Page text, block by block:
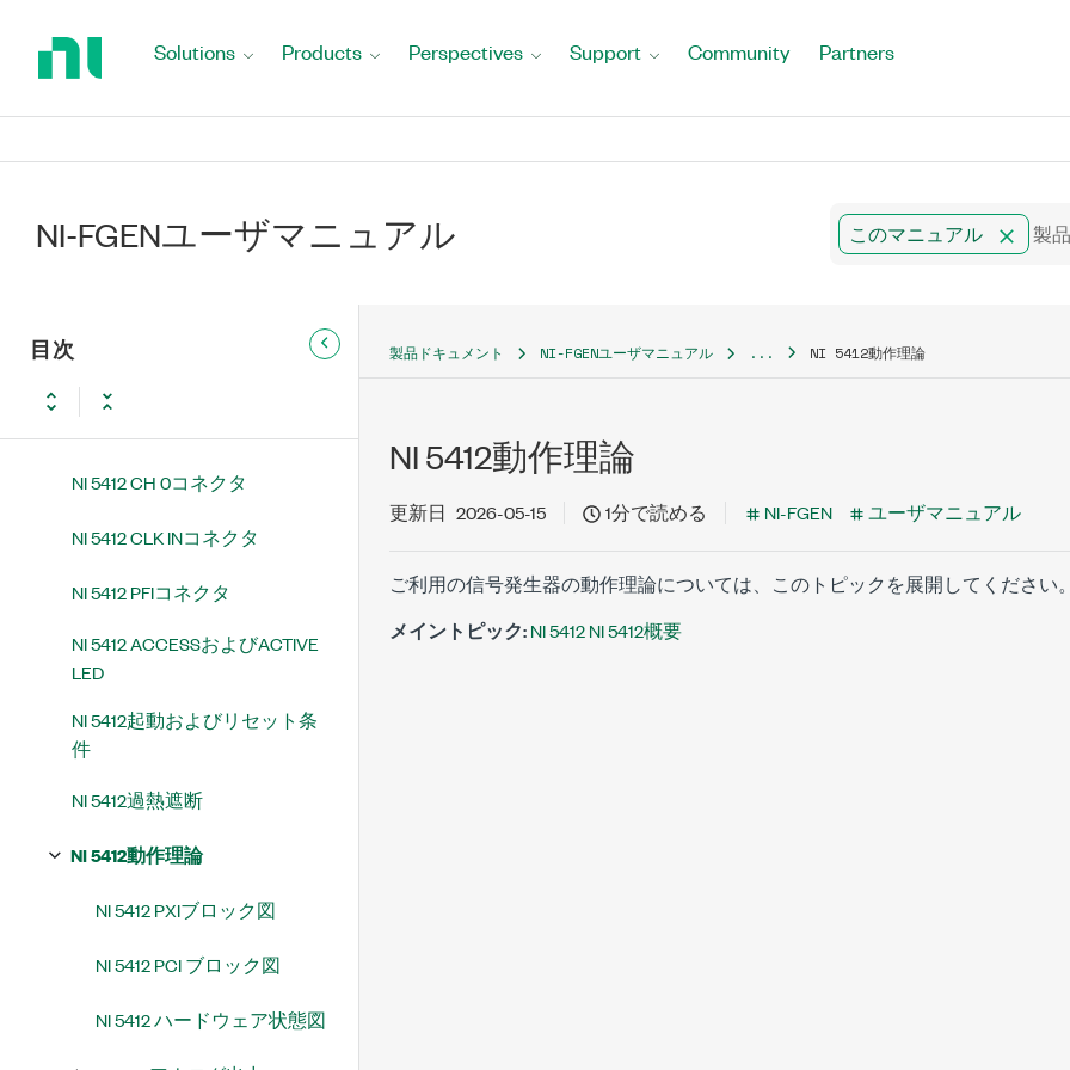
Solutions Products Perspectives Support Community Partners
NI-FGENユーザマニュアル このマニュアル
目次
PXIe-5413/5423/5433波形発生器
NI 5412 CH 0コネクタ
NI 5412 CLK INコネクタ
NI 5412 PFIコネクタ
NI 5412 ACCESSおよびACTIVE
LED
NI 5412起動およびリセット条
件
NI 5412過熱遮断
NI 5412動作理論
NI 5412 PXIブロック図
NI 5412 PCI ブロック図
NI 5412 ハードウェア状態図
製品ドキュメント NI-FGENユーザマニュアル ... NI 5412動作理論
NI 5412動作理論
更新日 2026-05-15 1分で読める NI-FGEN ユーザマニュアル
ご利用の信号発生器の動作理論については、このトピックを展開してください
メイントピック:NI 5412 NI 5412概要